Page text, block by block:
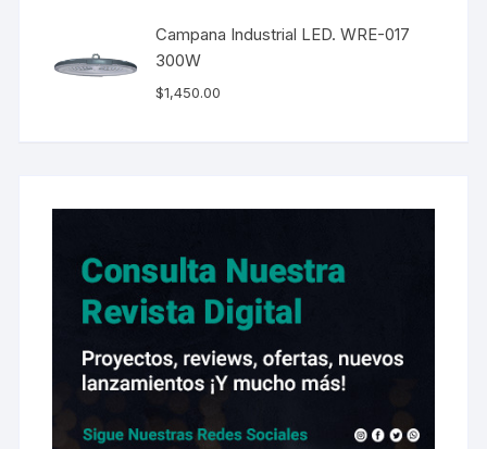
Campana Industrial LED. WRE-017
300W
$1,450.00